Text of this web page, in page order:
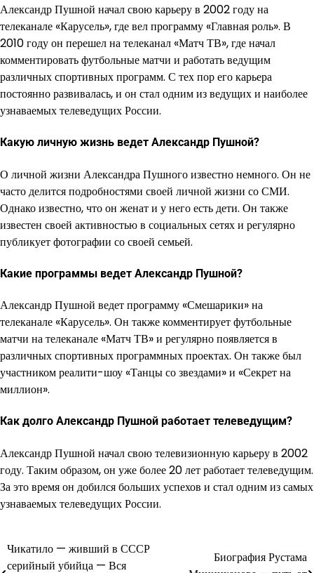
Александр Пушной начал свою карьеру в 2002 году на
телеканале «Карусель», где вел программу «Главная роль». В
2010 году он перешел на телеканал «Матч ТВ», где начал
комментировать футбольные матчи и работать ведущим
различных спортивных программ. С тех пор его карьера
постоянно развивалась, и он стал одним из ведущих и наиболее
узнаваемых телеведущих России.
Какую личную жизнь ведет Александр Пушной?
О личной жизни Александра Пушного известно немного. Он не
часто делится подробностями своей личной жизни со СМИ.
Однако известно, что он женат и у него есть дети. Он также
известен своей активностью в социальных сетях и регулярно
публикует фотографии со своей семьей.
Какие программы ведет Александр Пушной?
Александр Пушной ведет программу «Смешарики» на
телеканале «Карусель». Он также комментирует футбольные
матчи на телеканале «Матч ТВ» и регулярно появляется в
различных спортивных программных проектах. Он также был
участником реалити-шоу «Танцы со звездами» и «Секрет на
миллион».
Как долго Александр Пушной работает телеведущим?
Александр Пушной начал свою телевизионную карьеру в 2002
году. Таким образом, он уже более 20 лет работает телеведущим.
За это время он добился больших успехов и стал одним из самых
узнаваемых телеведущих России.
Навигация
Чикатило — живший в СССР
серийный убийца — Вся
Биография Рустама